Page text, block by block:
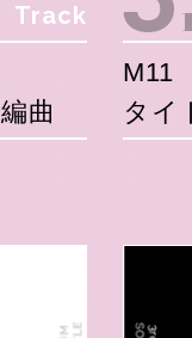
Track
曲
M11
タイ